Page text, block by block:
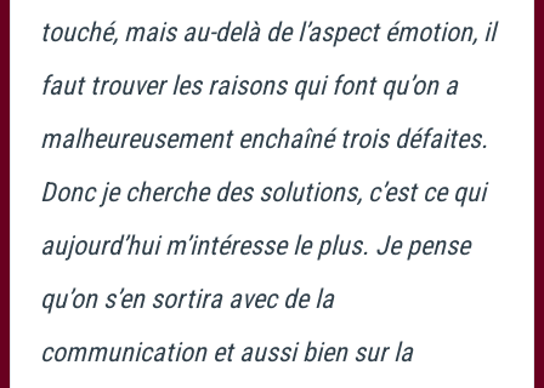
touché, mais au-delà de l’aspect émotion, il
faut trouver les raisons qui font qu’on a
malheureusement enchaîné trois défaites.
Donc je cherche des solutions, c’est ce qui
aujourd’hui m’intéresse le plus. Je pense
qu’on s’en sortira avec de la
communication et aussi bien sur la